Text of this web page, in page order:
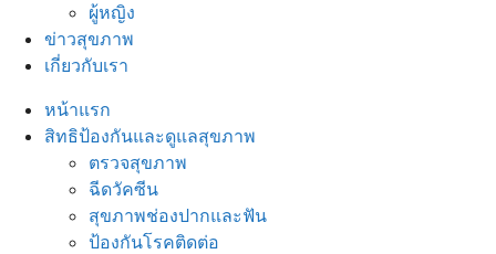
ผู้หญิง
ข่าวสุขภาพ
เกี่ยวกับเรา
หน้าแรก
สิทธิป้องกันและดูแลสุขภาพ
ตรวจสุขภาพ
ฉีดวัคซีน
สุขภาพช่องปากและฟัน
ป้องกันโรคติดต่อ